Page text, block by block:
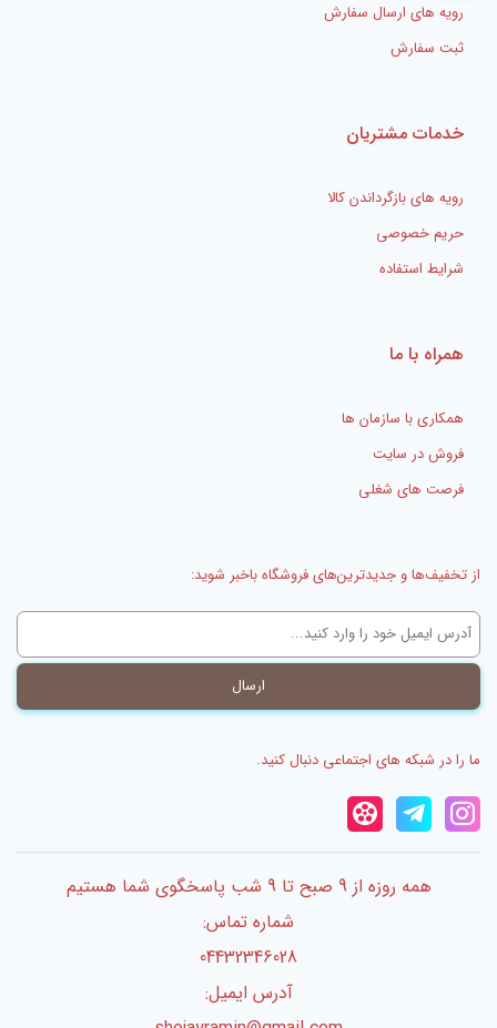
رویه های ارسال سفارش
ثبت سفارش
خدمات مشتریان
رویه های بازگرداندن کالا
حریم خصوصی
شرایط استفاده
همراه با ما
همکاری با سازمان ها
فروش در سایت
فرصت های شغلی
از تخفیف‌ها و جدیدترین‌های فروشگاه باخبر شوید:
ما را در شبکه های اجتماعی دنبال کنید.
همه روزه از 9 صبح تا 9 شب پاسخگوی شما هستیم
شماره تماس:
04432346028
آدرس ایمیل: